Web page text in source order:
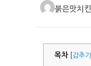
글
붉은맛치킨
목차 감추기